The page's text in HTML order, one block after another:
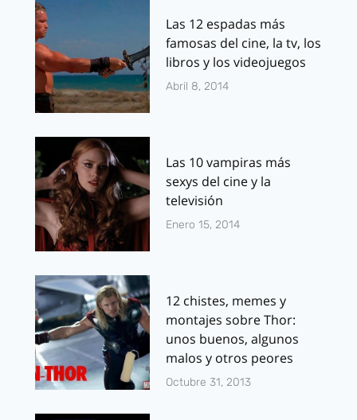
Las 12 espadas más
famosas del cine, la tv, los
libros y los videojuegos
Abril 8, 2014
Las 10 vampiras más
sexys del cine y la
televisión
Enero 15, 2014
12 chistes, memes y
montajes sobre Thor:
unos buenos, algunos
malos y otros peores
Octubre 31, 2013